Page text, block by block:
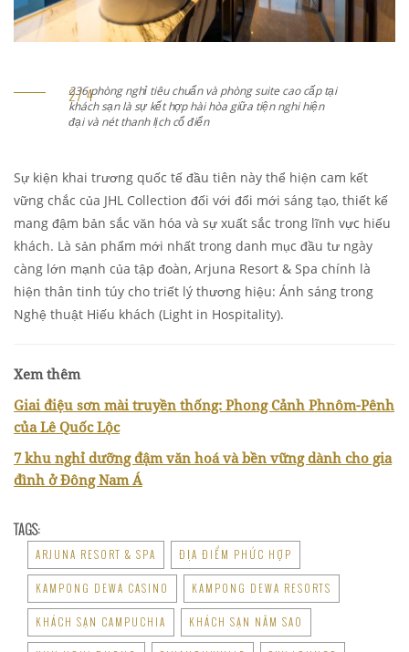
236 phòng nghỉ tiêu chuẩn và phòng suite cao cấp tại
khách sạn là sự kết hợp hài hòa giữa tiện nghi hiện
đại và nét thanh lịch cổ điển
Sự kiện khai trương quốc tế đầu tiên này thể hiện cam kết
vững chắc của JHL Collection đối với đổi mới sáng tạo, thiết kế
mang đậm bản sắc văn hóa và sự xuất sắc trong lĩnh vực hiếu
khách. Là sản phẩm mới nhất trong danh mục đầu tư ngày
càng lớn mạnh của tập đoàn, Arjuna Resort & Spa chính là
hiện thân tinh túy cho triết lý thương hiệu: Ánh sáng trong
Nghệ thuật Hiếu khách (Light in Hospitality).
Xem thêm
Giai điệu sơn mài truyền thống: Phong Cảnh Phnôm-Pênh
của Lê Quốc Lộc
7 khu nghỉ dưỡng đậm văn hoá và bền vững dành cho gia
đình ở Đông Nam Á
TAGS:
ARJUNA RESORT & SPA ĐỊA ĐIỂM PHỨC HỢP
KAMPONG DEWA CASINO KAMPONG DEWA RESORTS
KHÁCH SẠN CAMPUCHIA KHÁCH SẠN NĂM SAO